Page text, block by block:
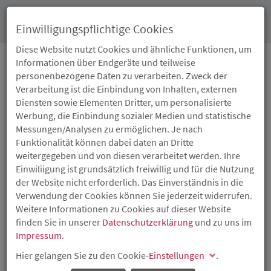
03.05.2023
VORSPRUNG DURCH
INNOVATION:
WETTBEWERB SUCCESS
2023 STARTET
Einzelprämien bis zu 15.000 Euro
Der Innovationswettbewerb SUCCESS geht in die nächste
Runde: Ab sofort können sich kleine und mittlere
Unternehmen aus Rheinland-Pfalz, die neue Produkte,
Einwilligungspflichtige Cookies
Diese Website nutzt Cookies und ähnliche Funktionen, um
Informationen über Endgeräte und teilweise
personenbezogene Daten zu verarbeiten. Zweck der
Verarbeitung ist die Einbindung von Inhalten, externen
Diensten sowie Elementen Dritter, um personalisierte
Werbung, die Einbindung sozialer Medien und statistische
Messungen/Analysen zu ermöglichen. Je nach
Funktionalität können dabei daten an Dritte
weitergegeben und von diesen verarbeitet werden. Ihre
Einwiliigung ist grundsätzlich freiwillig und für die Nutzung
der Website nicht erforderlich. Das Einverständnis in die
Verwendung der Cookies können Sie jederzeit widerrufen.
Weitere Informationen zu Cookies auf dieser Website
finden Sie in unserer Datenschutzerklärung und zu uns im
Impressum.
Hier gelangen Sie zu den Cookie-Einstellungen
.